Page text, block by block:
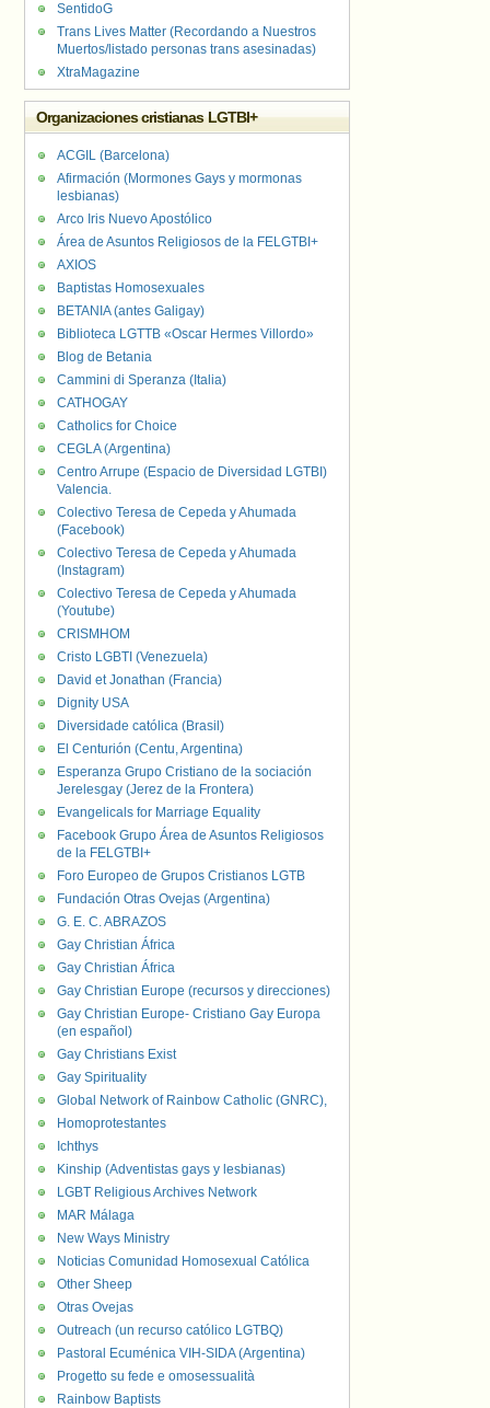
SentidoG
Trans Lives Matter (Recordando a Nuestros
Muertos/listado personas trans asesinadas)
XtraMagazine
Organizaciones cristianas LGTBI+
ACGIL (Barcelona)
Afirmación (Mormones Gays y mormonas
lesbianas)
Arco Iris Nuevo Apostólico
Área de Asuntos Religiosos de la FELGTBI+
AXIOS
Baptistas Homosexuales
BETANIA (antes Galigay)
Biblioteca LGTTB «Oscar Hermes Villordo»
Blog de Betania
Cammini di Speranza (Italia)
CATHOGAY
Catholics for Choice
CEGLA (Argentina)
Centro Arrupe (Espacio de Diversidad LGTBI)
Valencia.
Colectivo Teresa de Cepeda y Ahumada
(Facebook)
Colectivo Teresa de Cepeda y Ahumada
(Instagram)
Colectivo Teresa de Cepeda y Ahumada
(Youtube)
CRISMHOM
Cristo LGBTI (Venezuela)
David et Jonathan (Francia)
Dignity USA
Diversidade católica (Brasil)
El Centurión (Centu, Argentina)
Esperanza Grupo Cristiano de la sociación
Jerelesgay (Jerez de la Frontera)
Evangelicals for Marriage Equality
Facebook Grupo Área de Asuntos Religiosos
de la FELGTBI+
Foro Europeo de Grupos Cristianos LGTB
Fundación Otras Ovejas (Argentina)
G. E. C. ABRAZOS
Gay Christian África
Gay Christian África
Gay Christian Europe (recursos y direcciones)
Gay Christian Europe- Cristiano Gay Europa
(en español)
Gay Christians Exist
Gay Spirituality
Global Network of Rainbow Catholic (GNRC),
Homoprotestantes
Ichthys
Kinship (Adventistas gays y lesbianas)
LGBT Religious Archives Network
MAR Málaga
New Ways Ministry
Noticias Comunidad Homosexual Católica
Other Sheep
Otras Ovejas
Outreach (un recurso católico LGTBQ)
Pastoral Ecuménica VIH-SIDA (Argentina)
Progetto su fede e omosessualità
Rainbow Baptists